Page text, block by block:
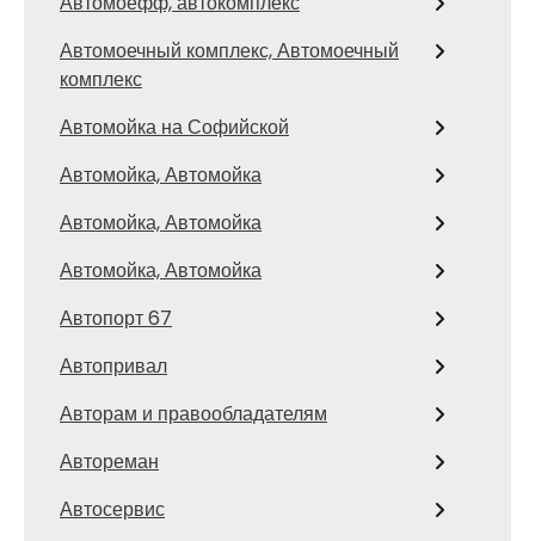
Автомоечный комплекс, Автомоечный
комплекс
Автомойка на Софийской
Автомойка, Автомойка
Автомойка, Автомойка
Автомойка, Автомойка
Автопорт 67
Автопривал
Авторам и правообладателям
Автореман
Автосервис